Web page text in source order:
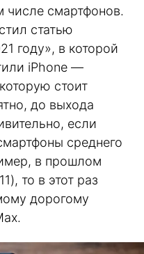
числе смартфонов.
статью
году», в которой
iPhone —
стоит
до выхода
если
среднего
в прошлом
то в этот раз
дорогому